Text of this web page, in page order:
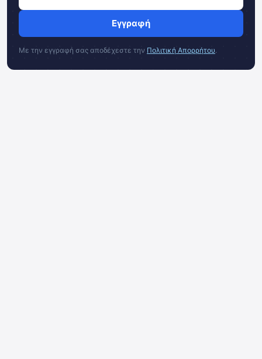
Εγγραφή
Με την εγγραφή σας αποδέχεστε την Πολιτική Απορρήτου.